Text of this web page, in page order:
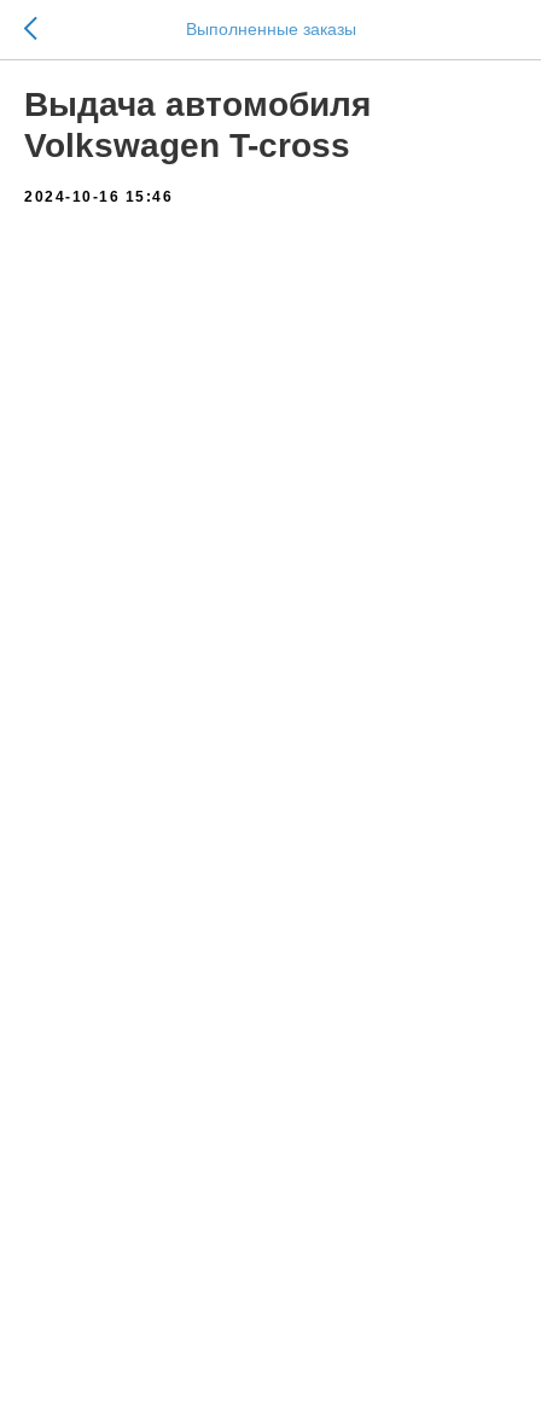
Выполненные заказы
Выдача автомобиля
Volkswagen T-cross
2024-10-16 15:46